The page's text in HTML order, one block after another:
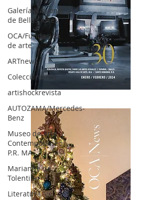
Galería Nacional
de Bellas Artes
OCA/Fundación
de arte
ARTnews
Coleccionismo
artishockrevista
AUTOZAMA/Mercedes-
Benz
Museo de Arte
Contemporáneo
P.R. MA
Marianne de
Tolentino
Literatura
OCA|News 30 /Enero-Febrero / 2024